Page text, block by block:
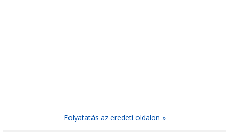
Folyatatás az eredeti oldalon »